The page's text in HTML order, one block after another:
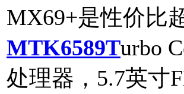
MX69+是性价比
MTK6589Turbo
处理器，5.7英寸